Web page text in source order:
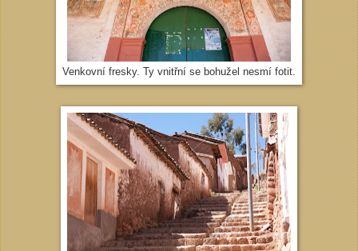
Venkovní fresky. Ty vnitřní se bohužel nesmí fotit.